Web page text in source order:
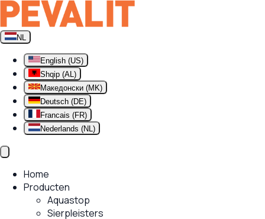
NL
English (US)
Shqip (AL)
Македонски (MK)
Deutsch (DE)
Francais (FR)
Nederlands (NL)
Home
Producten
Aquastop
Sierpleisters